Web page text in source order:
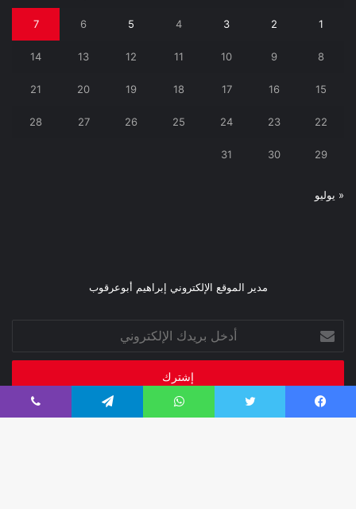
1
2
3
4
5
6
7
8
9
10
11
12
13
14
15
16
17
18
19
20
21
22
23
24
25
26
27
28
29
30
31
« يوليو
مدير الموقع الإلكتروني إبراهيم أبوعرقوب
بريدك
الإلكتروني
فيسبوك تويتر واتساب تيلقرام ڤايبر